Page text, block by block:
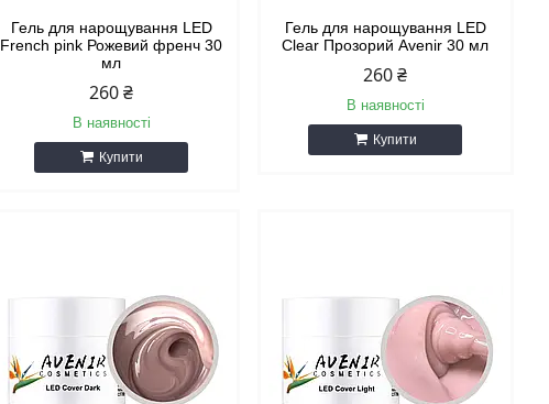
Гель для нарощування LED
French pink Рожевий френч 30
мл
260 ₴
В наявності
Купити
Гель для нарощування LED
Clear Прозорий Avenir 30 мл
260 ₴
В наявності
Купити